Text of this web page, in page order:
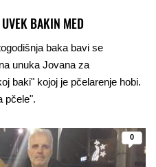
BAKIN MED
baka bavi se
unuka Jovana za
baki" kojoj je pčelarenje hobi.
pčele".
0